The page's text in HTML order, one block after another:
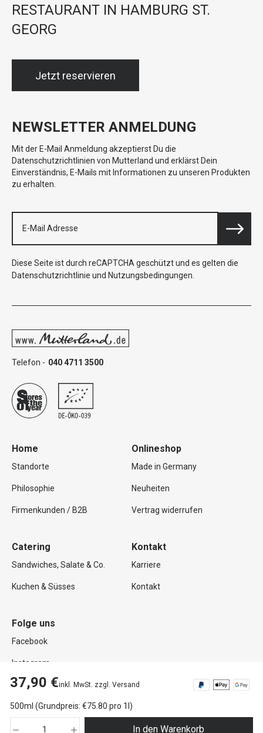
37,90 €inkl. MwSt. zzgl. Versand
500ml (Grundpreis: €75.80 pro 1l)
In den Warenkorb
RESTAURANT IN HAMBURG ST.
GEORG
Jetzt reservieren
NEWSLETTER ANMELDUNG
Mit der E-Mail Anmeldung akzeptierst Du die
Datenschutzrichtlinien von Mutterland und erklärst Dein
Einverständnis, E-Mails mit Informationen zu unseren Produkten
zu erhalten.
Diese Seite ist durch reCAPTCHA geschützt und es gelten die
Datenschutzrichtlinie und Nutzungsbedingungen
Telefon - 040 4711 3500
Home
Standorte
Philosophie
Firmenkunden / B2B
Onlineshop
Made in Germany
Neuheiten
Vertrag widerrufen
Catering
Sandwiches, Salate & Co.
Kuchen & Süsses
Kontakt
Karriere
Kontakt
Folge uns
Facebook
Instagram
Copyright © 2026 Mutterland GmbH. Alle Rechte vorbehalten.